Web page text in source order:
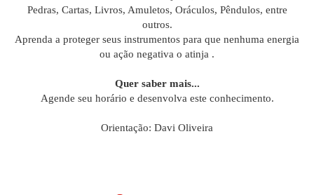
Pedras, Cartas, Livros, Amuletos, Oráculos, Pêndulos, entre
outros.
Aprenda a proteger seus instrumentos para que nenhuma energia
ou ação negativa o atinja .
Quer saber mais...
Agende seu horário e desenvolva este conhecimento.
Orientação: Davi Oliveira